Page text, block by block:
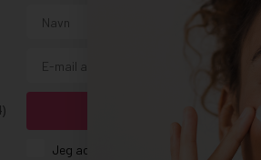
ConsentJeg accepterer vilkår og betingelser.